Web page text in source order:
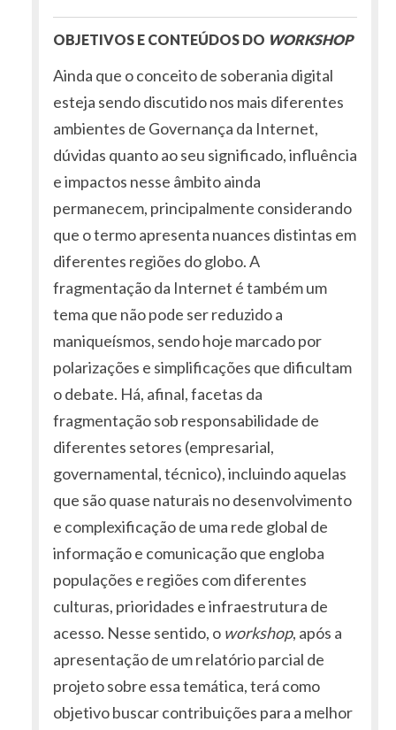
OBJETIVOS E CONTEÚDOS DO WORKSHOP
Ainda que o conceito de soberania digital
esteja sendo discutido nos mais diferentes
ambientes de Governança da Internet,
dúvidas quanto ao seu significado, influência
e impactos nesse âmbito ainda
permanecem, principalmente considerando
que o termo apresenta nuances distintas em
diferentes regiões do globo. A
fragmentação da Internet é também um
tema que não pode ser reduzido a
maniqueísmos, sendo hoje marcado por
polarizações e simplificações que dificultam
o debate. Há, afinal, facetas da
fragmentação sob responsabilidade de
diferentes setores (empresarial,
governamental, técnico), incluindo aquelas
que são quase naturais no desenvolvimento
e complexificação de uma rede global de
informação e comunicação que engloba
populações e regiões com diferentes
culturas, prioridades e infraestrutura de
acesso. Nesse sentido, o workshop, após a
apresentação de um relatório parcial de
projeto sobre essa temática, terá como
objetivo buscar contribuições para a melhor